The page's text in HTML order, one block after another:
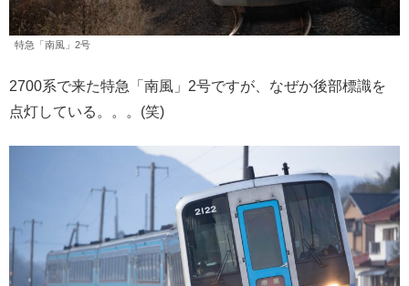
特急「南風」2号
2700系で来た特急「南風」2号ですが、なぜか後部標識を
点灯している。。。(笑)